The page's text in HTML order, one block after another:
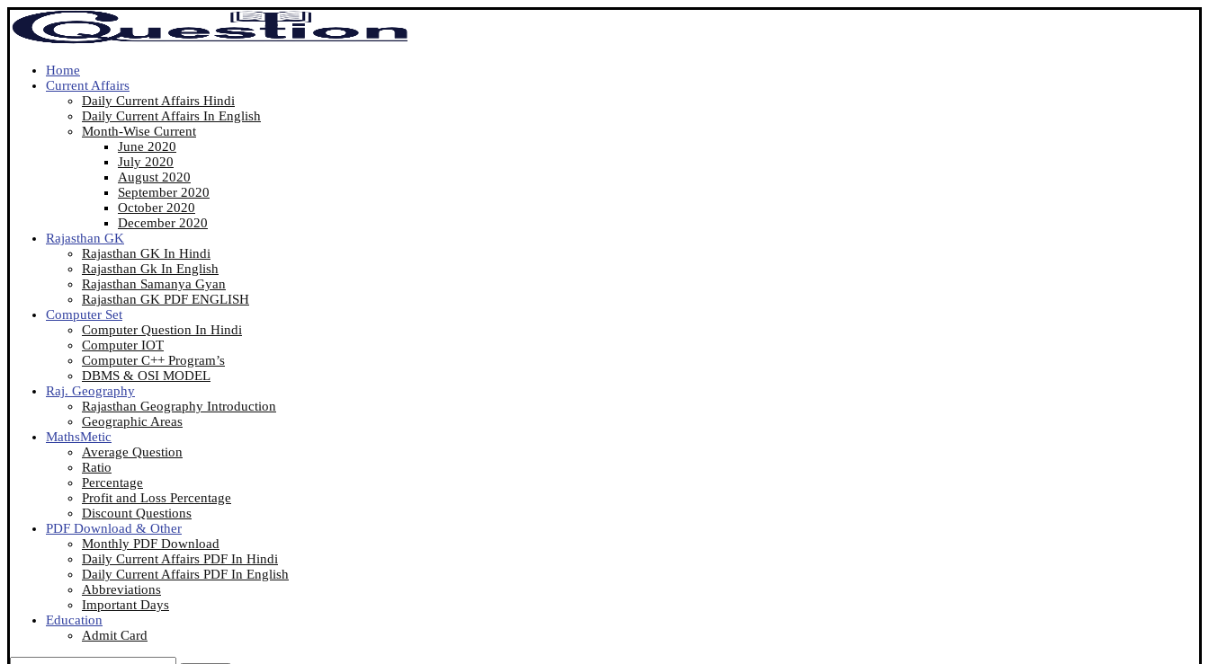
Home
Current Affairs
Daily Current Affairs Hindi
Daily Current Affairs In English
Month-Wise Current
June 2020
July 2020
August 2020
September 2020
October 2020
December 2020
Rajasthan GK
Rajasthan GK In Hindi
Rajasthan Gk In English
Rajasthan Samanya Gyan
Rajasthan GK PDF ENGLISH
Computer Set
Computer Question In Hindi
Computer IOT
Computer C++ Program’s
DBMS & OSI MODEL
Raj. Geography
Rajasthan Geography Introduction
Geographic Areas
MathsMetic
Average Question
Ratio
Percentage
Profit and Loss Percentage
Discount Questions
PDF Download & Other
Monthly PDF Download
Daily Current Affairs PDF In Hindi
Daily Current Affairs PDF In English
Abbreviations
Important Days
Education
Admit Card